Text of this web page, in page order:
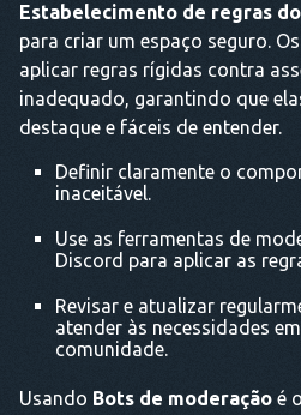
Estabelecimento de regras
para criar um espaço seguro.
aplicar regras rígidas contra
inadequado, garantindo que
destaque e fáceis de entender.
Definir claramente o
inaceitável.
Use as ferramentas de
Discord para aplicar as
Revisar e atualizar
atender às necessidades
comunidade.
Usando Bots de moderação é